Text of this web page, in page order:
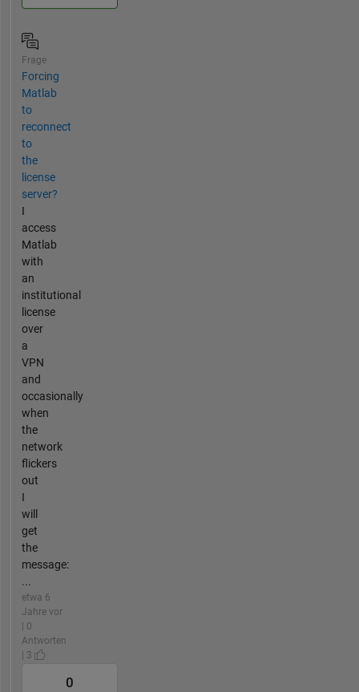
Frage
Forcing
Matlab
to
reconnect
to
the
license
server?
I
access
Matlab
with
an
institutional
license
over
a
VPN
and
occasionally
when
the
network
flickers
out
I
will
get
the
message:
...
etwa 6
Jahre vor
| 0
Antworten
| 3
0